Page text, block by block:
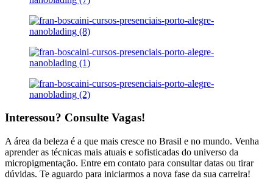
Interessou? Consulte Vagas!
A área da beleza é a que mais cresce no Brasil e no mundo. Venha
aprender as técnicas mais atuais e sofisticadas do universo da
micropigmentação. Entre em contato para consultar datas ou tirar
dúvidas. Te aguardo para iniciarmos a nova fase da sua carreira!